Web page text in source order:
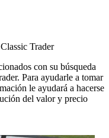
Trader
con su búsqueda
Para ayudarle a tomar
le ayudará a hacerse
del valor y precio